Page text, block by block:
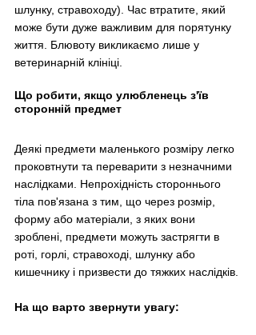
шлунку, стравоходу). Час втратите, який
може бути дуже важливим для порятунку
життя. Блювоту викликаємо лише у
ветеринарній клініці.
Що робити, якщо улюбленець з'їв
сторонній предмет
Деякі предмети маленького розміру легко
проковтнути та переварити з незначними
наслідками. Непрохідність стороннього
тіла пов'язана з тим, що через розмір,
форму або матеріали, з яких вони
зроблені, предмети можуть застрягти в
роті, горлі, стравоході, шлунку або
кишечнику і призвести до тяжких наслідків.
На що варто звернути увагу: